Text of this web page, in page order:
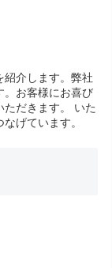
紹介します。弊社
。お客様にお喜び
だきます。 いた
げています。